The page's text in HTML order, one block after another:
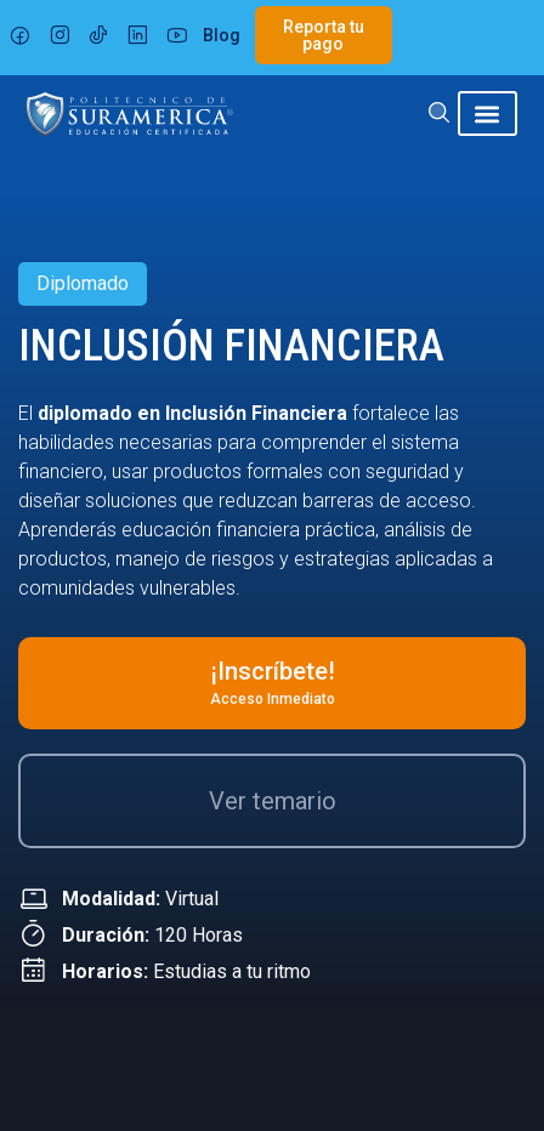
al
contenido
Blog
Reporta tu
pago
Diplomado
INCLUSIÓN FINANCIERA
El diplomado en Inclusión Financiera fortalece las
habilidades necesarias para comprender el sistema
financiero, usar productos formales con seguridad y
diseñar soluciones que reduzcan barreras de acceso.
Aprenderás educación financiera práctica, análisis de
productos, manejo de riesgos y estrategias aplicadas a
comunidades vulnerables.
¡Inscríbete!
Acceso Inmediato
Ver temario
Modalidad: Virtual
Duración: 120 Horas
Horarios: Estudias a tu ritmo